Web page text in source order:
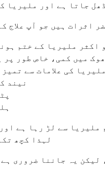
جاتا ہے اور ملیریا
اکثر ملیریا کے ختم
میں کمی، خاص طور پر
کی علامات سے
نیند
سے لڑ رہا ہے
لہذا کچھ